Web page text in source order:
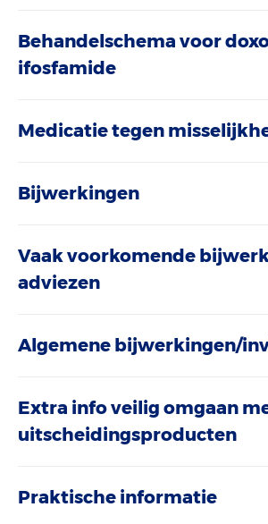
Behandelschema voor
ifosfamide
Medicatie tegen
Bijwerkingen
Vaak voorkomende
adviezen
Algemene bijwerkingen/
Extra info veilig omgaan
uitscheidingsproducten
Praktische informatie